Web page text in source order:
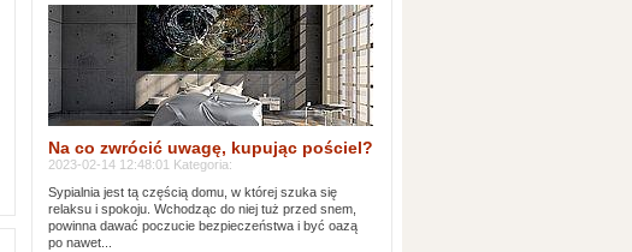
Na co zwrócić uwagę, kupując pościel?
2023-02-14 12:48:01 Kategoria:
Sypialnia jest tą częścią domu, w której szuka się
relaksu i spokoju. Wchodząc do niej tuż przed snem,
powinna dawać poczucie bezpieczeństwa i być oazą
po nawet...